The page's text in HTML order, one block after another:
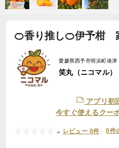
🍊香り推し🍊伊予柑
愛媛県西予市明浜町俵津
笑丸（ニコマル）
アプリ初
今すぐ使えるクー
- レビュー 0件 0件